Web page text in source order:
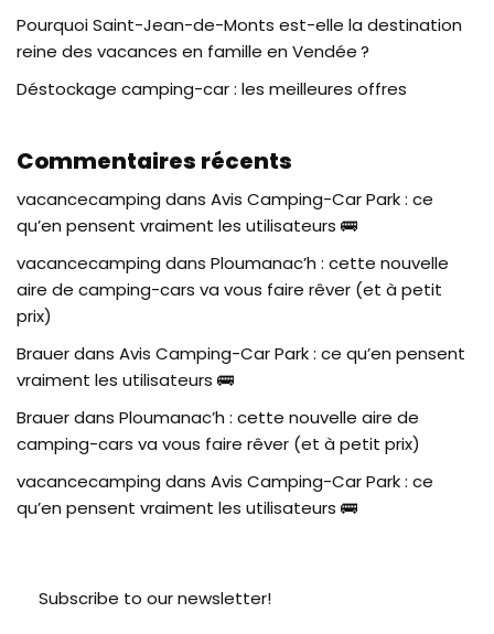
Pourquoi Saint-Jean-de-Monts est-elle la destination
reine des vacances en famille en Vendée ?
Déstockage camping-car : les meilleures offres
Commentaires récents
vacancecamping dans Avis Camping-Car Park : ce
qu’en pensent vraiment les utilisateurs 🚌
vacancecamping dans Ploumanac’h : cette nouvelle
aire de camping-cars va vous faire rêver (et à petit
prix)
Brauerdans Avis Camping-Car Park : ce qu’en pensent
vraiment les utilisateurs 🚌
Brauerdans Ploumanac’h : cette nouvelle aire de
camping-cars va vous faire rêver (et à petit prix)
vacancecamping dans Avis Camping-Car Park : ce
qu’en pensent vraiment les utilisateurs 🚌
Subscribe to our newsletter!